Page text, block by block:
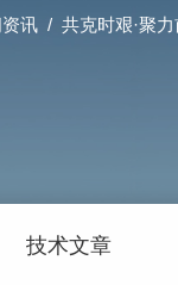
讯 / 共克时艰·聚
技术文章